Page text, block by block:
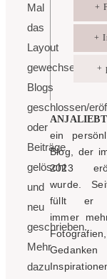
Mal
das
Layout
gewechselt,
Blogs
geschlossen/
oder
Beiträge
gelöscht
und
neu
geschrieben.
Mehr
dazu
+
+
+
ANJALIEBT
ein
Blog, der
2023
wurde.
füllt er
immer
Fotografien,